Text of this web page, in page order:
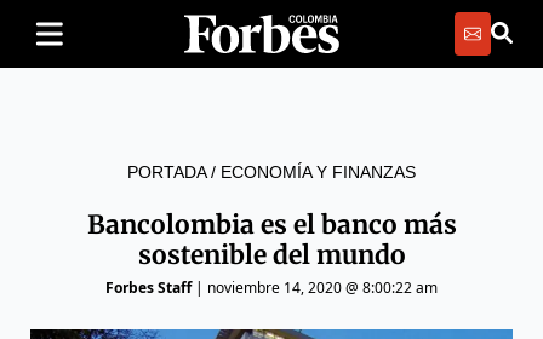
PORTADA/ ECONOMÍA Y FINANZAS
Bancolombia es el banco más
sostenible del mundo
Forbes Staff| noviembre 14, 2020 @ 8:00:22 am